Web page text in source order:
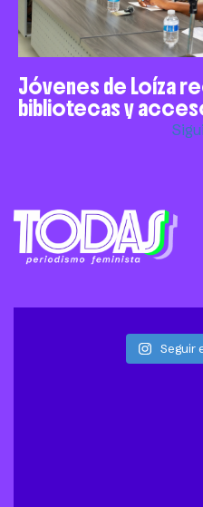
Jóvenes de Loíza
bibliotecas y
Seguir